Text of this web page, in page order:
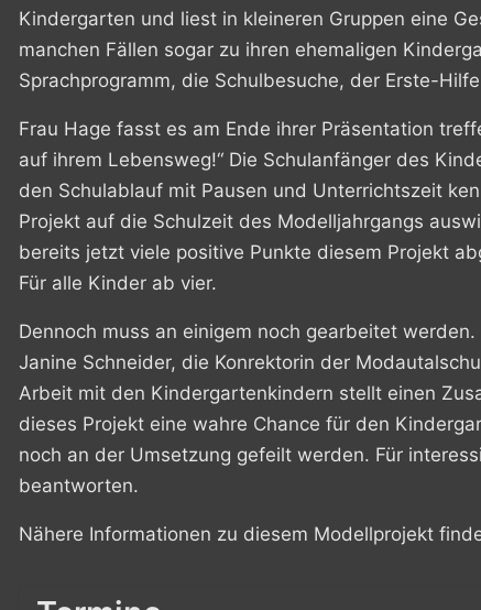
Kindergarten und liest in kleineren Gruppen eine
manchen Fällen sogar zu ihren ehemaligen
Sprachprogramm, die Schulbesuche, der Erste-
Frau Hage fasst es am Ende ihrer Präsentation
auf ihrem Lebensweg!“ Die Schulanfänger des
den Schulablauf mit Pausen und Unterrichtszeit
Projekt auf die Schulzeit des Modelljahrgangs
bereits jetzt viele positive Punkte diesem Projekt
Für alle Kinder ab vier.
Dennoch muss an einigem noch gearbeitet
Janine Schneider, die Konrektorin der
Arbeit mit den Kindergartenkindern stellt einen
dieses Projekt eine wahre Chance für den
noch an der Umsetzung gefeilt werden. Für
beantworten.
Nähere Informationen zu diesem Modellprojekt